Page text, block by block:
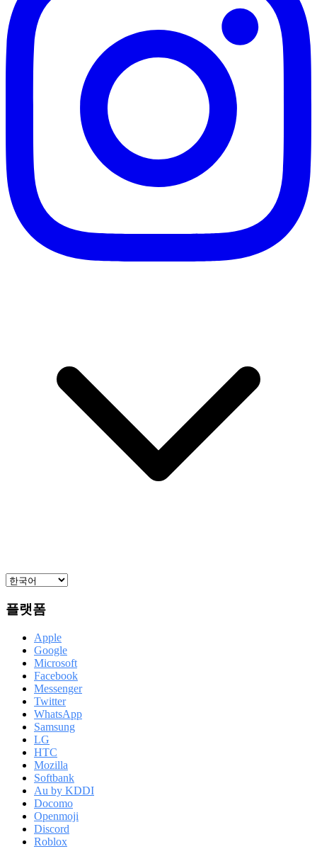
플랫폼
Apple
Google
Microsoft
Facebook
Messenger
Twitter
WhatsApp
Samsung
LG
HTC
Mozilla
Softbank
Au by KDDI
Docomo
Openmoji
Discord
Roblox